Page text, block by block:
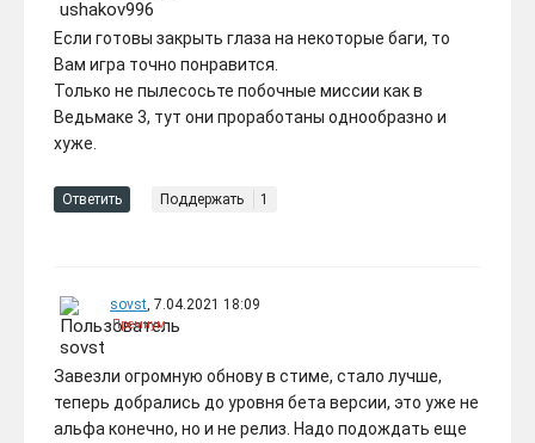
Если готовы закрыть глаза на некоторые баги, то
Вам игра точно понравится.
Только не пылесосьте побочные миссии как в
Ведьмаке 3, тут они проработаны однообразно и
хуже.
Ответить Поддержать 1
sovst, 7.04.2021 18:09
Премиум
Завезли огромную обнову в стиме, стало лучше,
теперь добрались до уровня бета версии, это уже не
альфа конечно, но и не релиз. Надо подождать еще